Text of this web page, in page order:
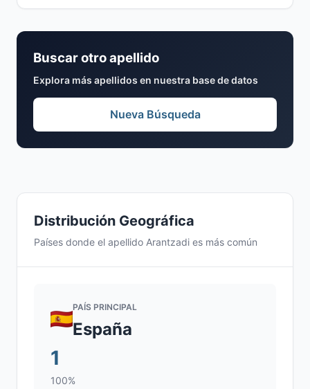
Distribución Geográfica
Países donde el apellido Arantzadi es más común
PAÍS PRINCIPAL
España
1
100%
Buscar otro apellido
Explora más apellidos en nuestra base de datos
Nueva Búsqueda